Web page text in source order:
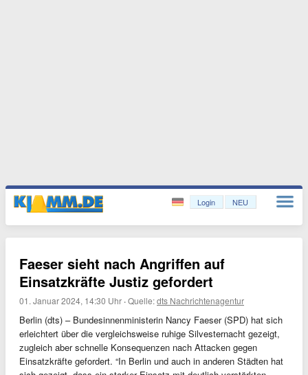
Login NEU
Faeser sieht nach Angriffen auf
Einsatzkräfte Justiz gefordert
01. Januar 2024, 14:30 Uhr ·Quelle:dts Nachrichtenagentur
Berlin (dts) – Bundesinnenministerin Nancy Faeser (SPD) hat sich
erleichtert über die vergleichsweise ruhige Silvesternacht gezeigt,
zugleich aber schnelle Konsequenzen nach Attacken gegen
Einsatzkräfte gefordert. “In Berlin und auch in anderen Städten hat